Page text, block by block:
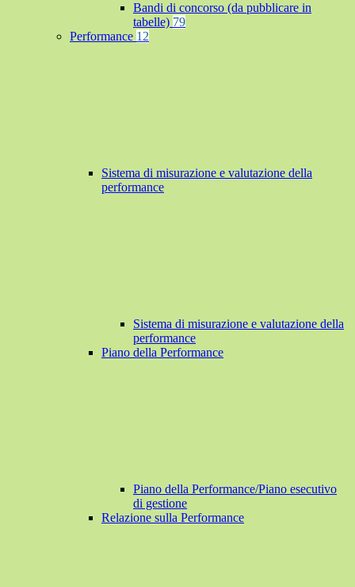
Bandi di concorso (da pubblicare in
tabelle) 79
Performance 12
Sistema di misurazione e valutazione della
performance
Sistema di misurazione e valutazione della
performance
Piano della Performance
Piano della Performance/Piano esecutivo
di gestione
Relazione sulla Performance